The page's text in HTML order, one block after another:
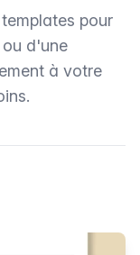
pour
d'une
à votre